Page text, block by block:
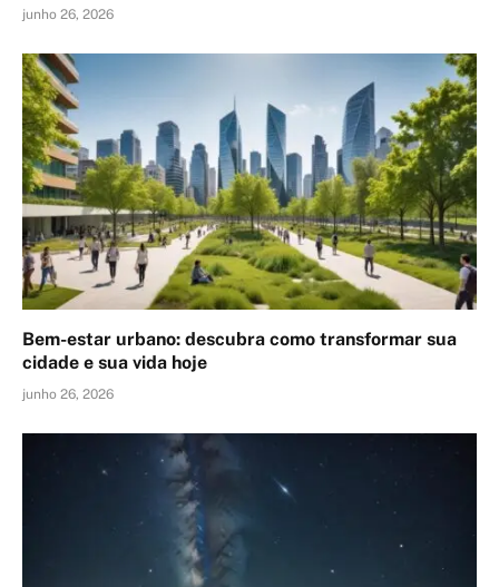
junho 26, 2026
Bem-estar urbano: descubra como transformar sua
cidade e sua vida hoje
junho 26, 2026